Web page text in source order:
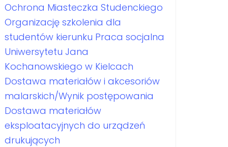
Ochrona Miasteczka Studenckiego
Organizację szkolenia dla
studentów kierunku Praca socjalna
Uniwersytetu Jana
Kochanowskiego w Kielcach
Dostawa materiałów i akcesoriów
malarskich/Wynik postępowania
Dostawa materiałów
eksploatacyjnych do urządzeń
drukujących